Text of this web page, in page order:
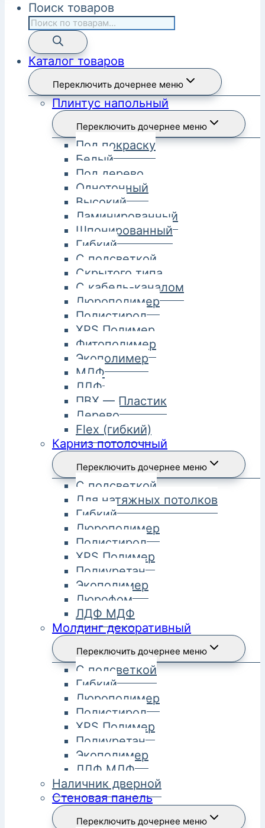
Поиск товаров
Каталог товаров
Переключить дочернее меню
Плинтус напольный
Переключить дочернее меню
Под покраску
Белый
Под дерево
Однотонный
Высокий
Ламинированный
Шпонированный
Гибкий
С подсветкой
Скрытого типа
С кабель-каналом
Дюрополимер
Полистирол
XPS Полимер
Фитополимер
Экополимер
МДФ
ЛДФ
ПВХ — Пластик
Дерево
Flex (гибкий)
Карниз потолочный
Переключить дочернее меню
С подсветкой
Для натяжных потолков
Гибкий
Дюрополимер
Полистирол
XPS Полимер
Полиуретан
Экополимер
Дюрофом
ЛДФ МДФ
Молдинг декоративный
Переключить дочернее меню
С подсветкой
Гибкий
Дюрополимер
Полистирол
XPS Полимер
Полиуретан
Экополимер
ЛДФ МДФ
Наличник дверной
Стеновая панель
Переключить дочернее меню